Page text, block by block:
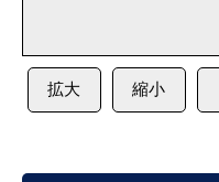
拡大 縮小